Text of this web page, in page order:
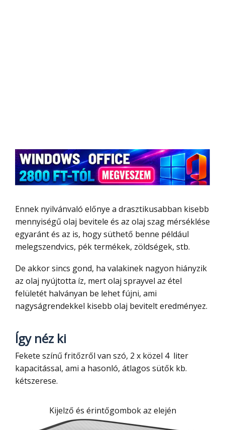
Ennek nyilvánvaló előnye a drasztikusabban kisebb
mennyiségű olaj bevitele és az olaj szag mérséklése
egyaránt és az is, hogy süthető benne például
melegszendvics, pék termékek, zöldségek, stb.
De akkor sincs gond, ha valakinek nagyon hiányzik
az olaj nyújtotta íz, mert olaj sprayvel az étel
felületét halványan be lehet fújni, ami
nagyságrendekkel kisebb olaj bevitelt eredményez.
Így néz ki
Fekete színű fritőzről van szó, 2 x közel 4 liter
kapacitással, ami a hasonló, átlagos sütők kb.
kétszerese.
Kijelző és érintőgombok az elején